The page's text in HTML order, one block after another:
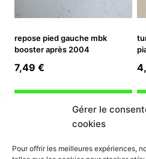
Gérer le
cookies
Pour offrir les meilleures expériences,
repose pied gauche mbk
booster après 2004
7,49 €